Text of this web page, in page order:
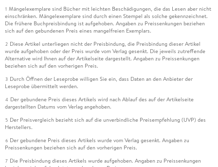
1 Mängelexemplare sind Bücher mit leichten Beschädigungen, die das Lesen aber nicht
einschränken. Mängelexemplare sind durch einen Stempel als solche gekennzeichnet.
Die frühere Buchpreisbindung ist aufgehoben. Angaben zu Preissenkungen beziehen
sich auf den gebundenen Preis eines mangelfreien Exemplars.
2 Diese Artikel unterliegen nicht der Preisbindung, die Preisbindung dieser Artikel
wurde aufgehoben oder der Preis wurde vom Verlag gesenkt. Die jeweils zutreffende
Alternative wird Ihnen auf der Artikelseite dargestellt. Angaben zu Preissenkungen
beziehen sich auf den vorherigen Preis.
3 Durch Öffnen der Leseprobe willigen Sie ein, dass Daten an den Anbieter der
Leseprobe übermittelt werden.
4 Der gebundene Preis dieses Artikels wird nach Ablauf des auf der Artikelseite
dargestellten Datums vom Verlag angehoben.
5 Der Preisvergleich bezieht sich auf die unverbindliche Preisempfehlung (UVP) des
Herstellers.
6 Der gebundene Preis dieses Artikels wurde vom Verlag gesenkt. Angaben zu
Preissenkungen beziehen sich auf den vorherigen Preis.
7 Die Preisbindung dieses Artikels wurde aufgehoben. Angaben zu Preissenkungen